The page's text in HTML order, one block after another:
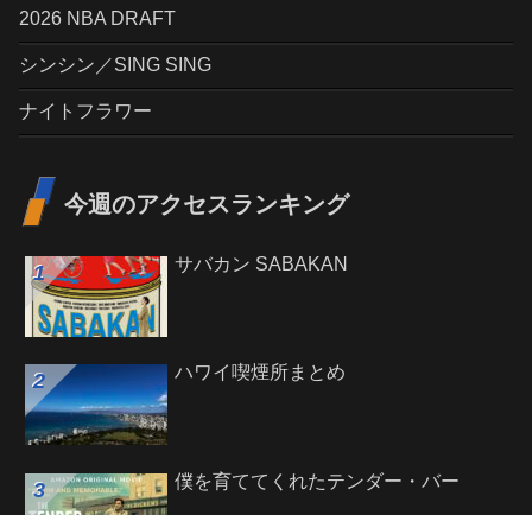
2026 NBA DRAFT
シンシン／SING SING
ナイトフラワー
今週のアクセスランキング
サバカン SABAKAN
ハワイ喫煙所まとめ
僕を育ててくれたテンダー・バー